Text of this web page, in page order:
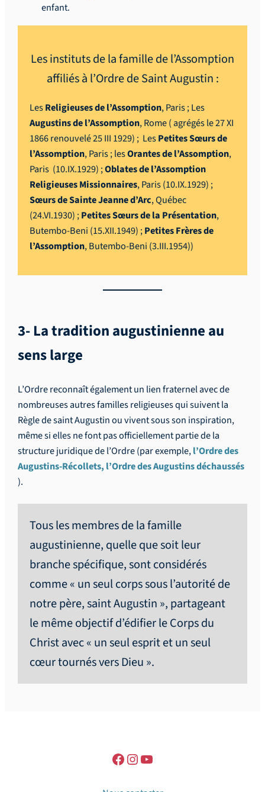
enfant.
Les instituts de la famille de l’Assomption
affiliés à l’Ordre de Saint Augustin :
LesReligieuses de l’Assomption, Paris ; Les
Augustins de l’Assomption, Rome ( agrégés le 27 XI
1866 renouvelé 25 III 1929) ; LesPetites Sœurs de
l’Assomption, Paris ; lesOrantes de l’Assomption,
Paris (10.IX.1929) ;Oblates de l’Assomption
Religieuses Missionnaires, Paris (10.IX.1929) ;
Sœurs de Sainte Jeanne d’Arc, Québec
(24.VI.1930) ;PetitesSœursde la Présentation,
Butembo-Beni (15.XII.1949) ;Petites Frères de
l’Assomption, Butembo-Beni (3.III.1954))
3- La tradition augustinienne au
sens large
L’Ordre reconnaît également un lien fraternel avec de
nombreuses autres familles religieuses qui suivent la
Règle de saint Augustin ou vivent sous son inspiration,
même si elles ne font pas officiellement partie de la
structure juridique de l’Ordre (par exemple,l’Ordre des
Augustins-Récollets, l’Ordre des Augustins déchaussés
).
Tous les membres de la famille
augustinienne, quelle que soit leur
branche spécifique, sont considérés
comme « un seul corps sous l’autorité de
notre père, saint Augustin », partageant
le même objectif d’édifier le Corps du
Christ avec « un seul esprit et un seul
cœur tournés vers Dieu ».